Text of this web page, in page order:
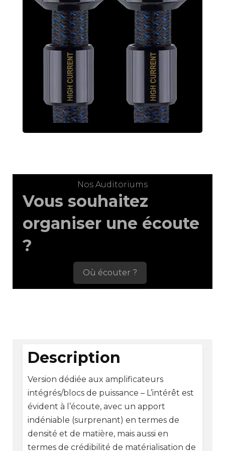
Nos Auditoriums
Vous souhaitez
organiser une écoute
?
Où écouter ?
Description
Version dédiée aux amplificateurs
intégrés/blocs de puissance – L’intérêt est
évident à l’écoute, avec un apport
indéniable (surprenant) en termes de
densité et de matière, mais aussi en
termes de crédibilité de matérialisation de